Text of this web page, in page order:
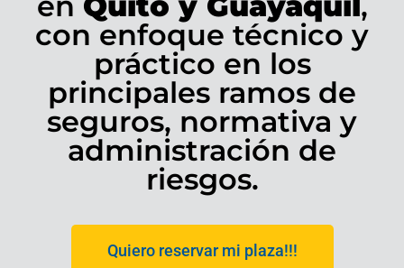
con enfoque técnico y
práctico en los
principales ramos de
seguros, normativa y
administración de
riesgos.
Quiero reservar mi plaza!!!